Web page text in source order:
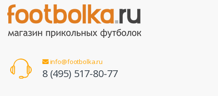
info@footbolka.ru
8 (495) 517-80-77